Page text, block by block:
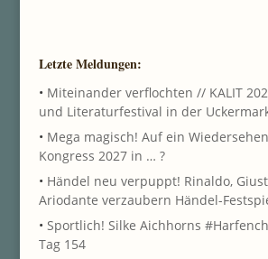
Letzte Meldungen:
• Miteinander verflochten // KALIT
und Literaturfestival in der
• Mega magisch! Auf ein
Kongress 2027 in … ?
• Händel neu verpuppt! Rinaldo,
Ariodante verzaubern Händel-
• Sportlich! Silke Aichhorns
Tag 154